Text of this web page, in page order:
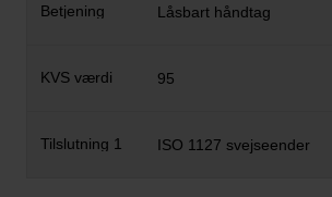
Låsbart håndtag
95
ISO 1127 svejseender